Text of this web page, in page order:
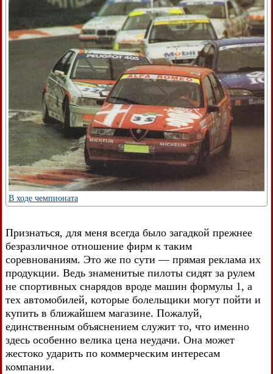
В ходе чемпионата
Признаться, для меня всегда было загадкой прежнее
безразличное отношение фирм к таким
соревнованиям. Это же по сути — прямая реклама их
продукции. Ведь знаменитые пилоты сидят за рулем
не спортивных снарядов вроде машин формулы 1, а
тех автомобилей, которые болельщики могут пойти и
купить в ближайшем магазине. Пожалуй,
единственным объяснением служит то, что именно
здесь особенно велика цена неудачи. Она может
жестоко ударить по коммерческим интересам
компании.